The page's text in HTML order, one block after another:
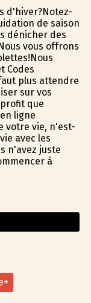
d'hiver?Notez-
de saison
dénicher des
vous offrons
Codes
plus attendre
sur vos
que
ligne
votre vie, n'est-
avec les
n'avez juste
à